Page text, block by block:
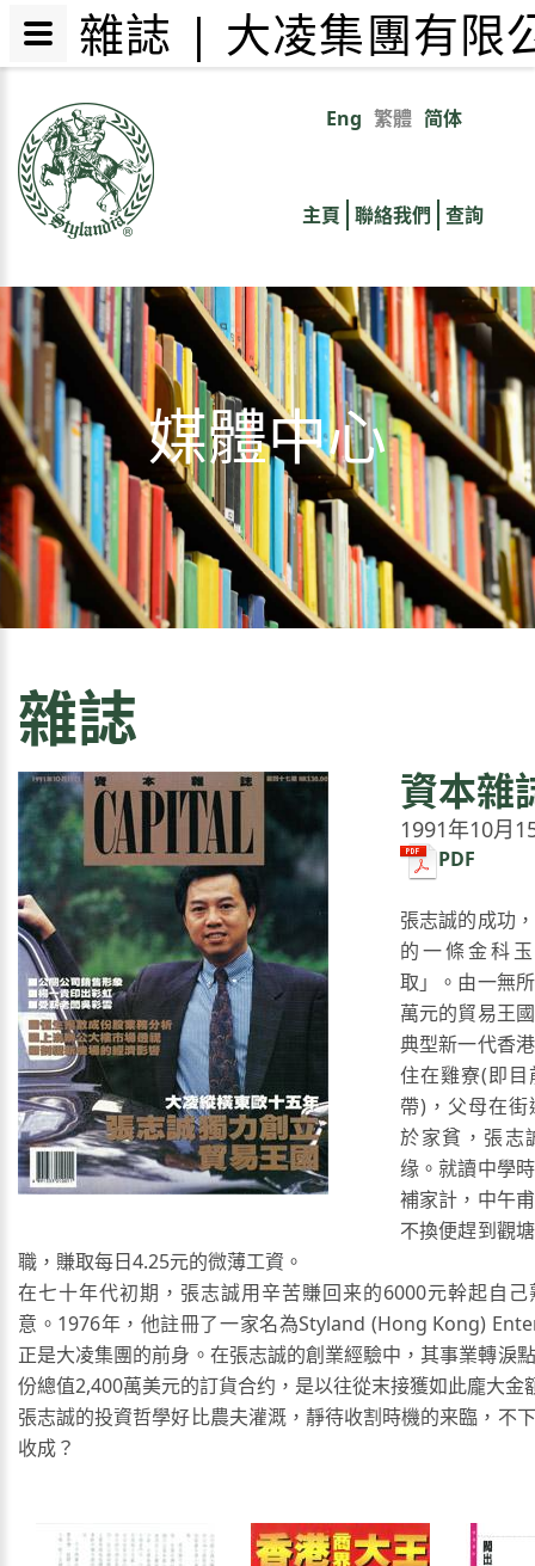
內
Eng 繁體 简体
links
主頁 聯絡我們 查詢
媒體中心
雜誌
資本雜
1991年10月
PDF
張志誠的成功
的一條金科
取」。由一無
萬元的貿易王
典型新一代香
住在雞寮(即
帶)，父母在
於家貧，張志
缘。就讀中學
補家計，中午
不換便趕到觀
職，賺取每日4.25元的微薄工資。
在七十年代初期，張志誠用辛苦賺回来的6000元幹起自
意。1976年，他註冊了一家名為Styland (Hong Kong)
正是大凌集團的前身。在張志誠的創業經驗中，其事業轉淚
份總值2,400萬美元的訂貨合约，是以往從末接獲如此龐大金
張志誠的投資哲學好比農夫灌溉，靜待收割時機的来臨，不
收成？
雜誌 | 大凌集團有限